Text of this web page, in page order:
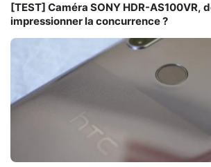
[TEST] Caméra SONY HDR-AS100VR,
impressionner la concurrence ?